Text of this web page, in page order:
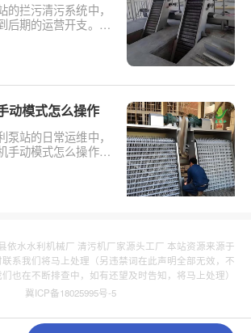
拦污清污系统中，
后期的运营开支。探
直耙斗式 vs 回转式
动模式怎么操作
站的日常运维中，
手动模式怎么操作是
础环节。以某市政
依水水利机械厂 清污机厂家源头工厂 本站资源来源于
系我们将马上处理（另违禁词在此声明全部无效，不
也在不断排查中，如有还望及时告知，将马上处理）
冀ICP备18025995号-5